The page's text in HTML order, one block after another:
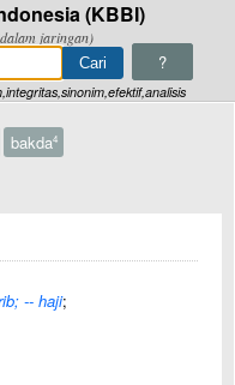
(KBBI)
jaringan)
?
bakda4
-- haji;